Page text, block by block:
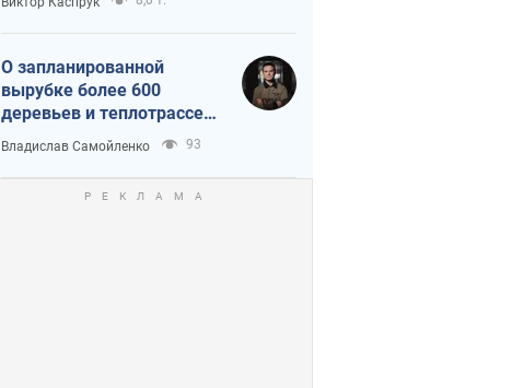
О запланированной
вырубке более 600
деревьев и теплотрассе:
что происходит на
Теремках в Киеве
Владислав Самойленко 93